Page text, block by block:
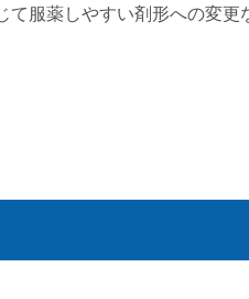
て服薬しやすい剤形への変更